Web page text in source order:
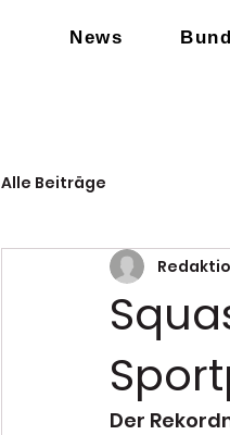
News
Alle Beiträge
Der